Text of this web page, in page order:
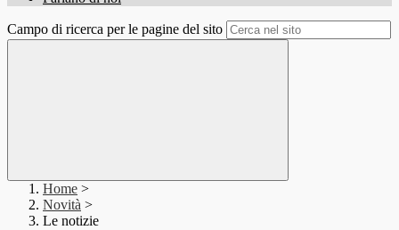
Campo di ricerca per le pagine del sito
Home >
Novità >
Le notizie